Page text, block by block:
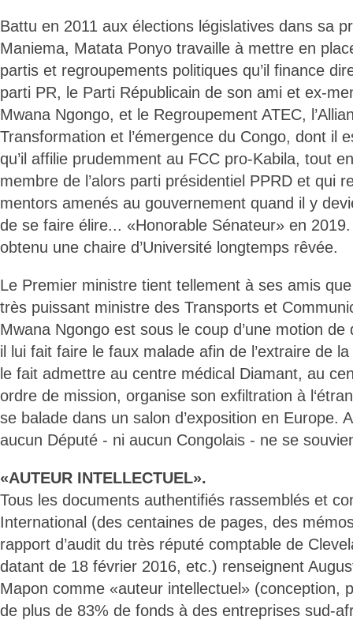
Battu en 2011 aux élections législatives dans sa
Maniema, Matata Ponyo travaille à mettre en
partis et regroupements politiques qu’il finance
parti PR, le Parti Républicain de son ami et ex-
Mwana Ngongo, et le Regroupement ATEC,
Transformation et l’émergence du Congo, dont il
qu’il affilie prudemment au FCC pro-Kabila, tout
membre de l’alors parti présidentiel PPRD et qui
mentors amenés au gouvernement quand il y
de se faire élire... «Honorable Sénateur» en 2019.
obtenu une chaire d’Université longtemps rêvée.
Le Premier ministre tient tellement à ses amis
très puissant ministre des Transports et
Mwana Ngongo est sous le coup d’une motion
il lui fait faire le faux malade afin de l’extraire de
le fait admettre au centre médical Diamant, au
ordre de mission, organise son exfiltration à
se balade dans un salon d’exposition en Europe.
aucun Député - ni aucun Congolais - ne se
«AUTEUR INTELLECTUEL».
Tous les documents authentifiés rassemblés et
International (des centaines de pages, des
rapport d’audit du très réputé comptable de
datant de 18 février 2016, etc.) renseignent
Mapon comme «auteur intellectuel» (conception,
de plus de 83% de fonds à des entreprises sud-